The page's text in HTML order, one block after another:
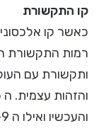
קו התקשורת
כאשר קו אלכסוני
רמות התקשורת
והעכשיו ואילו ה 9- יוצר תקשורת עם הרוח.